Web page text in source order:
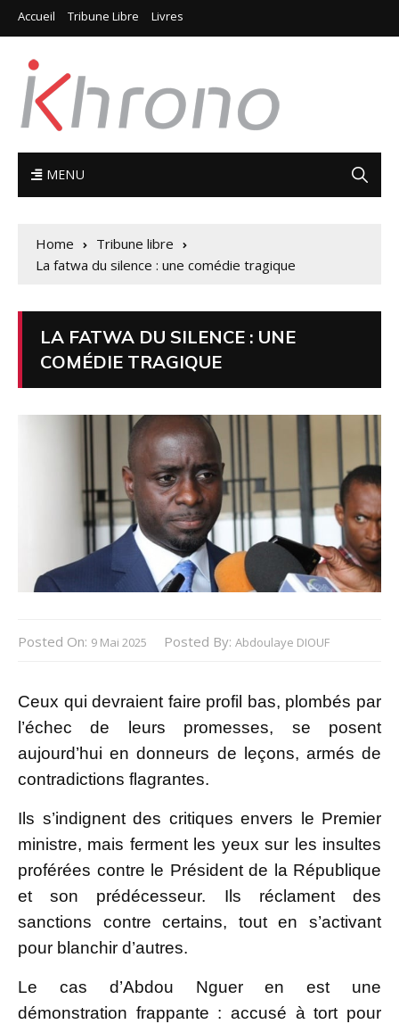
Accueil Tribune Libre Livres
MENU
Home
Tribune libre
La fatwa du silence : une comédie tragique
LA FATWA DU SILENCE : UNE
COMÉDIE TRAGIQUE
Posted On: 9 Mai 2025 Posted By: Abdoulaye DIOUF
Ceux qui devraient faire profil bas, plombés par
l’échec de leurs promesses, se posent
aujourd’hui en donneurs de leçons, armés de
contradictions flagrantes.
Ils s’indignent des critiques envers le Premier
ministre, mais ferment les yeux sur les insultes
proférées contre le Président de la République
et son prédécesseur. Ils réclament des
sanctions contre certains, tout en s’activant
pour blanchir d’autres.
Le cas d’Abdou Nguer en est une
démonstration frappante : accusé à tort pour